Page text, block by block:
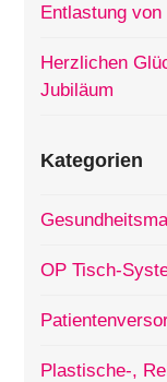
Entlastung
Herzlichen
Jubiläum
Kategorien
OP Tisch-
Plastische-,